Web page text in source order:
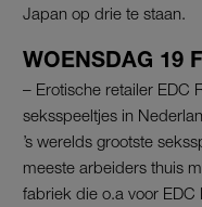
Japan op drie te staan.
WOENSDAG 19
– Erotische retailer EDC
seksspeeltjes in
’s werelds grootste
meeste arbeiders thuis
fabriek die o.a voor